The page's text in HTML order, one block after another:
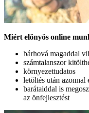
Miért előnyös online
bárhová magaddal
számtalanszor
környezettudatos
letöltés után azonnal
barátaiddal is
az önfejlesztést